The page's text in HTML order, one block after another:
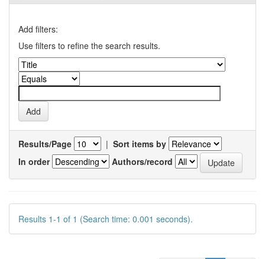
Add filters:
Use filters to refine the search results.
Results/Page | Sort items by
In order
Authors/record
Results 1-1 of 1 (Search time: 0.001 seconds).